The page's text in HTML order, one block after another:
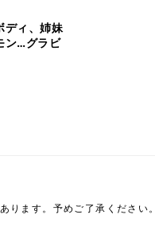
ディ、姉妹
ン…グラビ
ります。予めご了承ください。